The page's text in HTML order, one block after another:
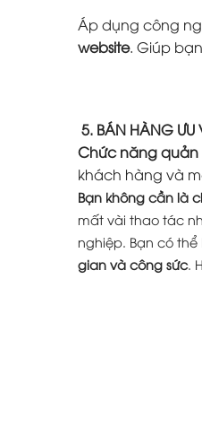
Áp dụng công
website. Giúp
5. BÁN HÀNG ƯU
Chức năng quản
khách hàng và
Bạn không cần là
mất vài thao tác
nghiệp. Bạn có
gian và công sức.